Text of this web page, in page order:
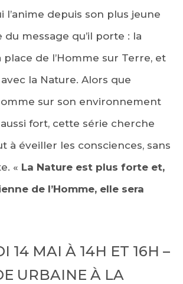
l’anime depuis son plus jeune
du message qu’il porte : la
de l’Homme sur Terre, et
la Nature. Alors que
sur son environnement
aussi fort, cette série cherche
à éveiller les consciences, sans
« La Nature est plus forte et,
de l’Homme, elle sera
14 MAI À 14H ET 16H –
URBAINE À LA